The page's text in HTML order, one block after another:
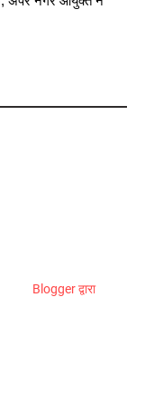
Blogger द्वारा